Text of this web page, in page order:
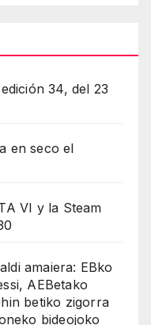
34, del 23
en seco el
VI y la Steam
amaiera: EBko
AEBetako
betiko zigorra
bideojoko